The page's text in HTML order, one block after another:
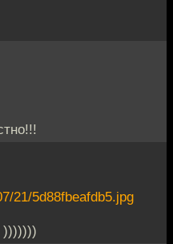
21/5d88fbeafdb5.jpg
)))))))